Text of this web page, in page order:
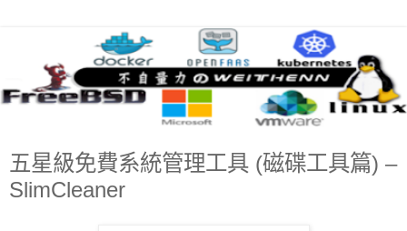
五星級免費系統管理工具 (磁碟工具篇) –
SlimCleaner